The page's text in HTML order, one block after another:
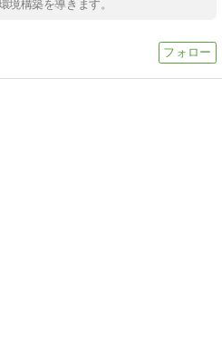
境構築を導きます。